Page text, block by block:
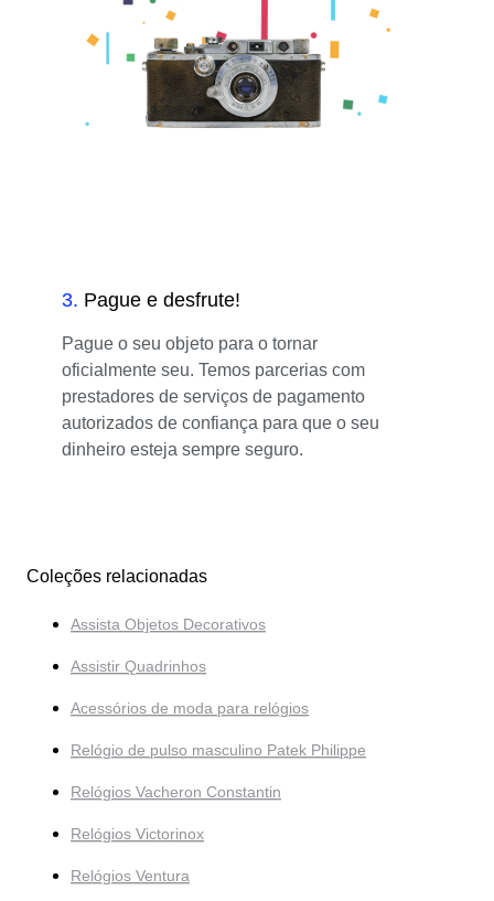
3. Pague e desfrute!
Pague o seu objeto para o tornar
oficialmente seu. Temos parcerias com
prestadores de serviços de pagamento
autorizados de confiança para que o seu
dinheiro esteja sempre seguro.
Coleções relacionadas
Assista Objetos Decorativos
Assistir Quadrinhos
Acessórios de moda para relógios
Relógio de pulso masculino Patek Philippe
Relógios Vacheron Constantin
Relógios Victorinox
Relógios Ventura